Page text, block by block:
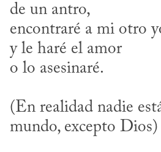
de un antro,
encontraré a mi otro
y le haré el amor
o lo asesinaré.
(En realidad nadie
mundo, excepto Dios)